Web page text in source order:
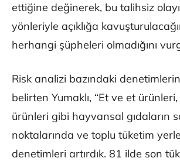
ettiğine değinerek, bu talihsiz
yönleriyle açıklığa
herhangi şüpheleri olmadığını
Risk analizi bazındaki
belirten Yumaklı, “Et ve et
ürünleri gibi hayvansal gıdaların
noktalarında ve toplu tüketim
denetimleri artırdık. 81 ilde son